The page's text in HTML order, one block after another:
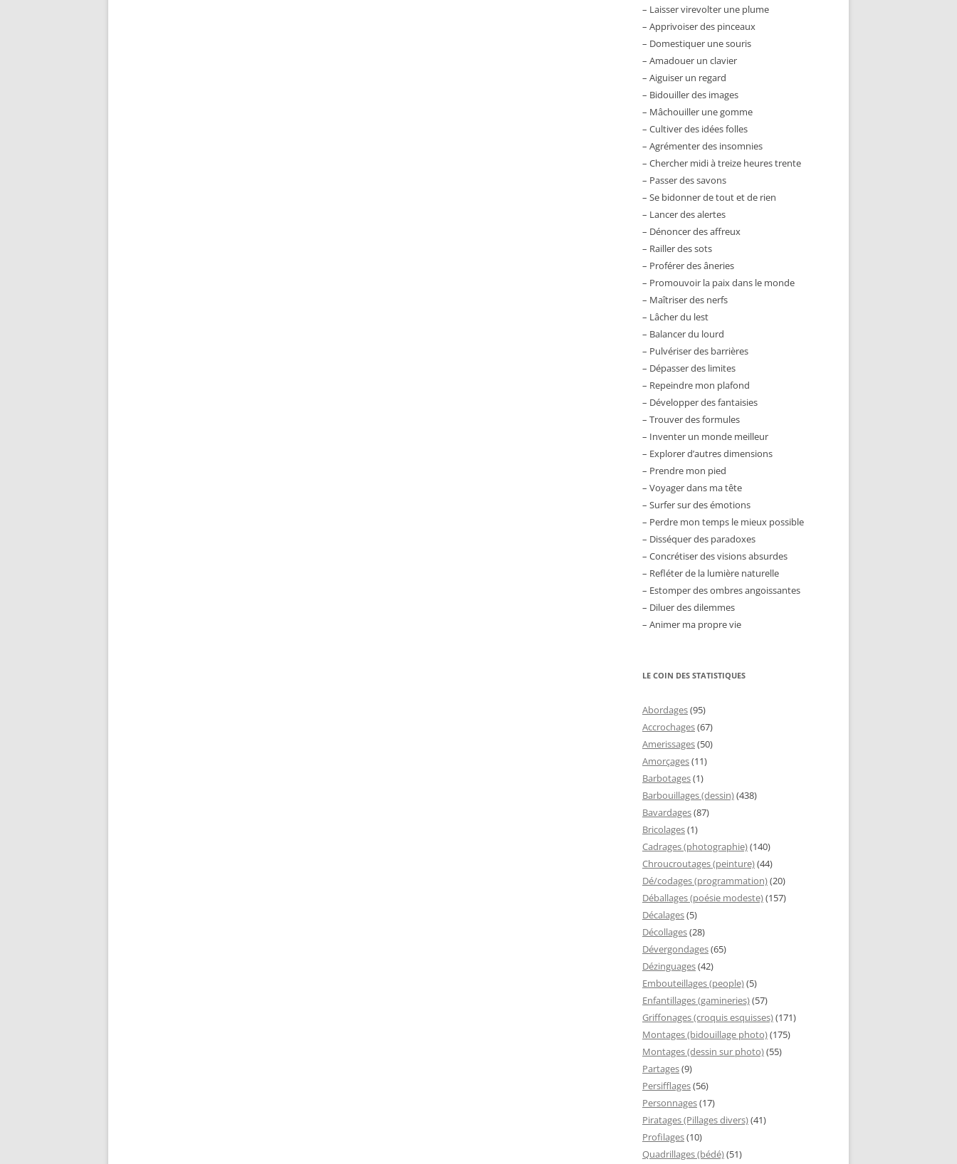
– Laisser virevolter une plume
– Apprivoiser des pinceaux
– Domestiquer une souris
– Amadouer un clavier
– Aiguiser un regard
– Bidouiller des images
– Mâchouiller une gomme
– Cultiver des idées folles
– Agrémenter des insomnies
– Chercher midi à treize heures trente
– Passer des savons
– Se bidonner de tout et de rien
– Lancer des alertes
– Dénoncer des affreux
– Railler des sots
– Proférer des âneries
– Promouvoir la paix dans le monde
– Maîtriser des nerfs
– Lâcher du lest
– Balancer du lourd
– Pulvériser des barrières
– Dépasser des limites
– Repeindre mon plafond
– Développer des fantaisies
– Trouver des formules
– Inventer un monde meilleur
– Explorer d’autres dimensions
– Prendre mon pied
– Voyager dans ma tête
– Surfer sur des émotions
– Perdre mon temps le mieux possible
– Disséquer des paradoxes
– Concrétiser des visions absurdes
– Refléter de la lumière naturelle
– Estomper des ombres angoissantes
– Diluer des dilemmes
– Animer ma propre vie
LE COIN DES STATISTIQUES
Abordages(95)
Accrochages(67)
Amerissages(50)
Amorçages(11)
Barbotages(1)
Barbouillages (dessin)(438)
Bavardages(87)
Bricolages(1)
Cadrages (photographie)(140)
Chroucroutages (peinture)(44)
Dé/codages (programmation)(20)
Déballages (poésie modeste)(157)
Décalages(5)
Décollages(28)
Dévergondages(65)
Dézinguages(42)
Embouteillages (people)(5)
Enfantillages (gamineries)(57)
Griffonages (croquis esquisses)(171)
Montages (bidouillage photo)(175)
Montages (dessin sur photo)(55)
Partages(9)
Persifflages(56)
Personnages(17)
Piratages (Pillages divers)(41)
Profilages(10)
Quadrillages (bédé)(51)